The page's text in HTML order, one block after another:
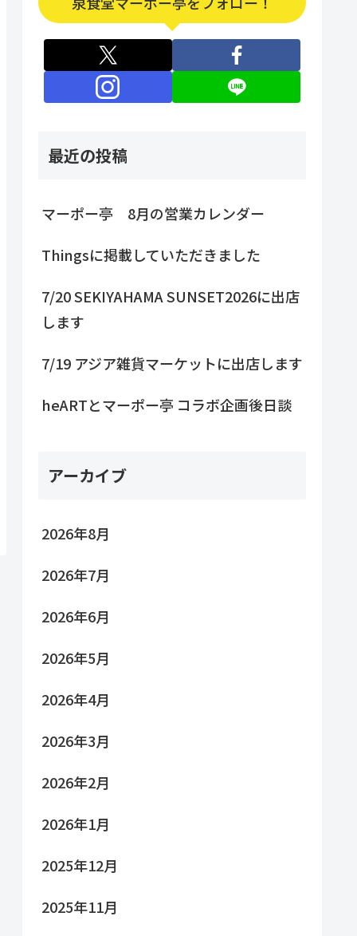
最近の投稿
マーポー亭 8月の営業カレンダー
Thingsに掲載していただきました
7/20 SEKIYAHAMA SUNSET2026に出店
します
7/19 アジア雑貨マーケットに出店します
heARTとマーポー亭 コラボ企画後日談
アーカイブ
2026年8月
2026年7月
2026年6月
2026年5月
2026年4月
2026年3月
2026年2月
2026年1月
2025年12月
2025年11月